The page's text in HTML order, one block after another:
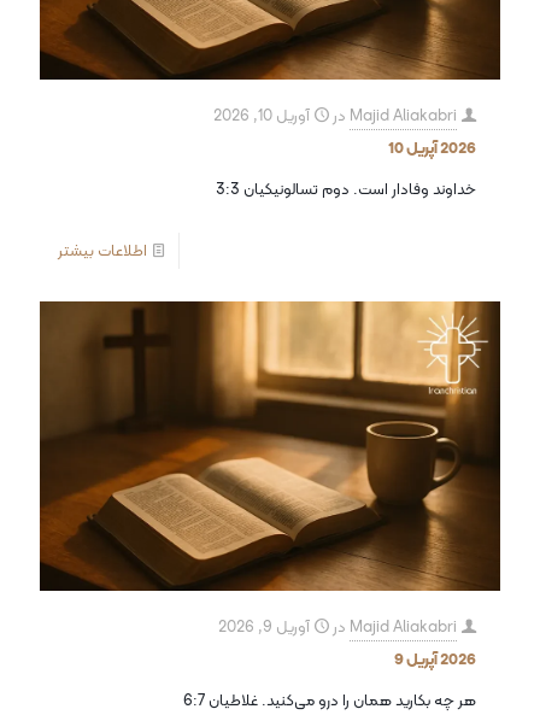
Majid Aliakabri در
آوریل 10, 2026
2026 آپریل 10
خداوند وفادار است. دوم تسالونیکیان 3:3
اطلاعات بیشتر
Majid Aliakabri در
آوریل 9, 2026
2026 آپریل 9
هر چه بکارید همان را درو می‌کنید. غلاطیان 6:7